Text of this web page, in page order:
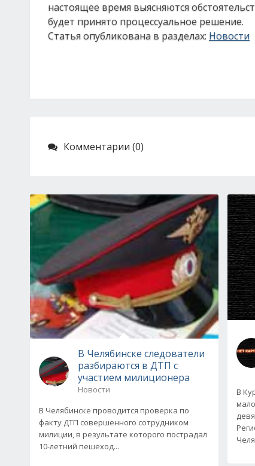
настоящее время выясняются
будет принято процессуальное решение.
Статья опубликована в разделах: Новости
Комментарии (0)
В Челябинске следователи
разбираются в ДТП с
участием милиционера
Новости
В Челябинске проводится проверка по
факту ДТП совершенного сотрудником
милиции, в результате которого пострадал
10-летний пешеход...
В